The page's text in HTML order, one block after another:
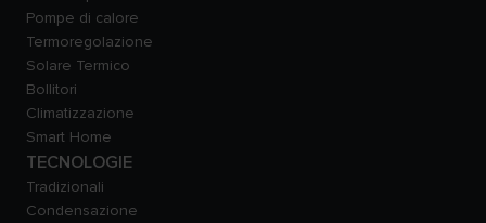
Pompe di calore
Termoregolazione
Solare Termico
Bollitori
Climatizzazione
Smart Home
TECNOLOGIE
Tradizionali
Condensazione